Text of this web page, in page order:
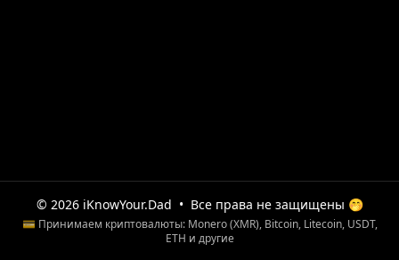
© 2026 iKnowYour.Dad • Все права не защищены 🤭
💳 Принимаем криптовалюты: Monero (XMR), Bitcoin, Litecoin, USDT,
ETH и другие